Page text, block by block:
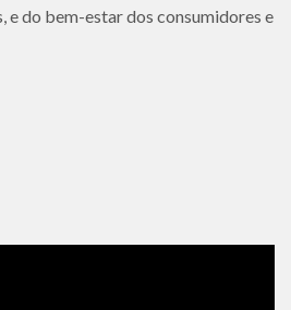
e do bem-estar dos consumidores e